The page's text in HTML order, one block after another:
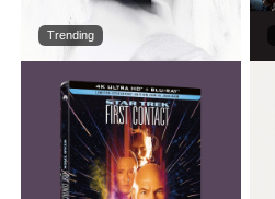
Trending